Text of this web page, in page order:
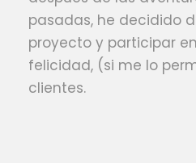
pasadas, he decidido
proyecto y participar
felicidad, (si me lo
clientes.